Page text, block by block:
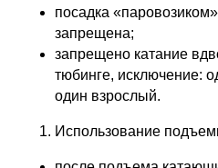
посадка
запрещена;
запрещено катание
тюбинге, исключение:
один взрослый.
Использование
+ 7 (3412) 65-07-
Бронь беседок
fpark18@mail.ru